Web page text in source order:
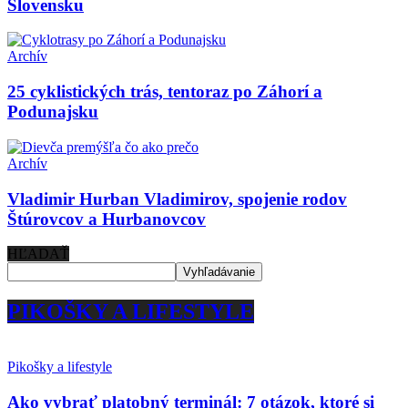
Slovensku
Archív
25 cyklistických trás, tentoraz po Záhorí a
Podunajsku
Archív
Vladimir Hurban Vladimirov, spojenie rodov
Štúrovcov a Hurbanovcov
HĽADAŤ
PIKOŠKY A LIFESTYLE
Pikošky a lifestyle
Ako vybrať platobný terminál: 7 otázok, ktoré si